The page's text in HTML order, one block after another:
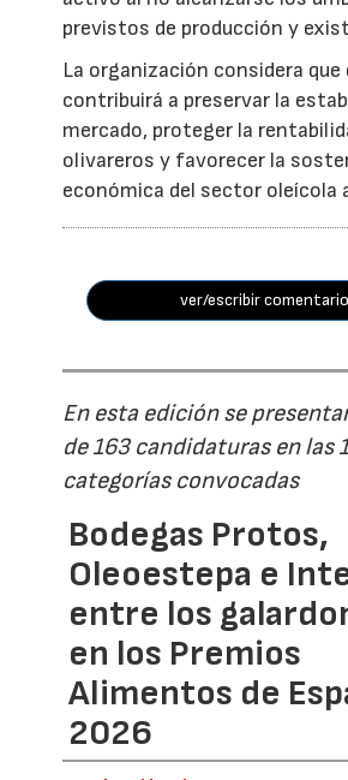
previstos de producción y
La organización considera que
contribuirá a preservar la
mercado, proteger la
olivareros y favorecer la
económica del sector oleícola
ver/escribir
En esta edición se
de 163 candidaturas en las
categorías convocadas
Bodegas Protos,
Oleoestepa e
entre los
en los Premios
Alimentos de
2026